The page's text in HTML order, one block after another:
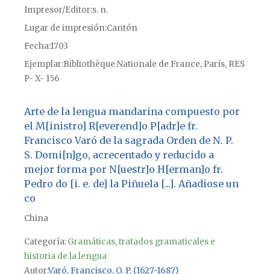
Impresor/Editor s. n.
Lugar de impresiónCantón
Fecha1703
Ejemplar Bibliothèque Nationale de France, París, RES
P- X- 156
Arte de la lengua mandarina compuesto por
el M[inistro] R[everend]o P[adr]e fr.
Francisco Varó de la sagrada Orden de N. P.
S. Domi[n]go, acrecentado y reducido a
mejor forma por N[uestr]o H[erman]o fr.
Pedro do [i. e. de] la Piñuela [...]. Añadiose un
co
China
Categoría:Gramáticas, tratados gramaticales e
historia de la lengua
AutorVaró, Francisco, O. P. (1627-1687)